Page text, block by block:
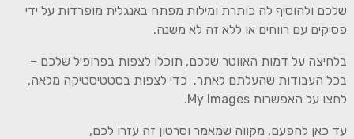
שלכם ולהוסיף לה כותרת ומילות מפתח באנגלית מופרדות על ידי
פסיקים עם רווחים או ללא זה לא משנה.
בלחיצה על דמות האווטר שלכם, תוכלו לצפות בפרופיל שלכם –
בכל העבודות שהעלתם לאתר. כדי לצפות בסטטיסטיקה מלאה,
לחצו על האפשרות My Images.
עד כאן להפעם, מקווה שמאמר וסרטון זה עזרו לכם,